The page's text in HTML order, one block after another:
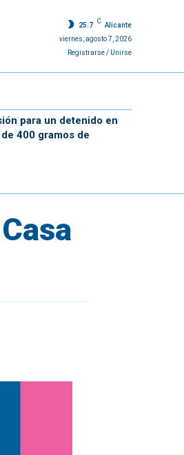
25.7
C
Alicante
viernes, agosto 7, 2026
Registrarse / Unirse
para un detenido en
400 gramos de